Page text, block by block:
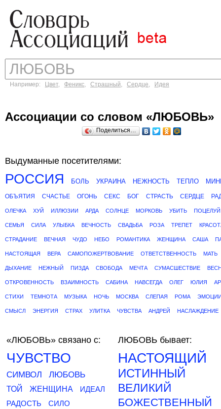
Например: Цвет, Феникс, Страшный, Сердце, Идея
Ассоциации со словом «ЛЮБОВЬ»
Поделиться…
Выдуманные посетителями:
РОССИЯ БОЛЬ УКРАИНА НЕЖНОСТЬ ТЕПЛО
ОБЪЯТИЯ СЧАСТЬЕ ОГОНЬ СЕКС БОГ СТРАСТЬ СЕРДЦЕ
ОЛЕЧКА ХУЙ ИЛЛЮЗИИ АРДА СОЛНЦЕ МОРКОВЬ УБИТЬ ПОЦЕЛУЙ
СЕМЬЯ СИЛА УЛЫБКА ВЕЧНОСТЬ СВАДЬБА РОЗА ТРЕПЕТ
СТРАДАНИЕ ВЕЧНАЯ ЧУДО НЕБО РОМАНТИКА ЖЕНЩИНА САША
НАСТОЯЩАЯ ВЕРА САМОПОЖЕРТВОВАНИЕ ОТВЕТСТВЕННОСТЬ МАТЬ
ДЫХАНИЕ НЕЖНЫЙ ПИЗДА СВОБОДА МЕЧТА СУМАСШЕСТВИЕ
ОТКРОВЕННОСТЬ ВЗАИМНОСТЬ САБИНА НАВСЕГДА ОЛЕГ ЮЛИЯ
СТИХИ ТЕМНОТА МУЗЫКА НОЧЬ МОСКВА СЛЕПАЯ РОМА
СМЫСЛ ЭНЕРГИЯ СТРАХ УЛИТКА ЧУВСТВА АНДРЕЙ НАСЛАЖДЕНИЕ
«ЛЮБОВЬ» связано с:
ЧУВСТВО
СИМВОЛ ЛЮБОВЬ
ТОЙ ЖЕНЩИНА
ИДЕАЛ
РАДОСТЬ
СИЛО
ЛЮБОВЬ бывает:
НАСТОЯЩИЙ
ИСТИННЫЙ
ВЕЛИКИЙ
БОЖЕСТВЕННЫЙ